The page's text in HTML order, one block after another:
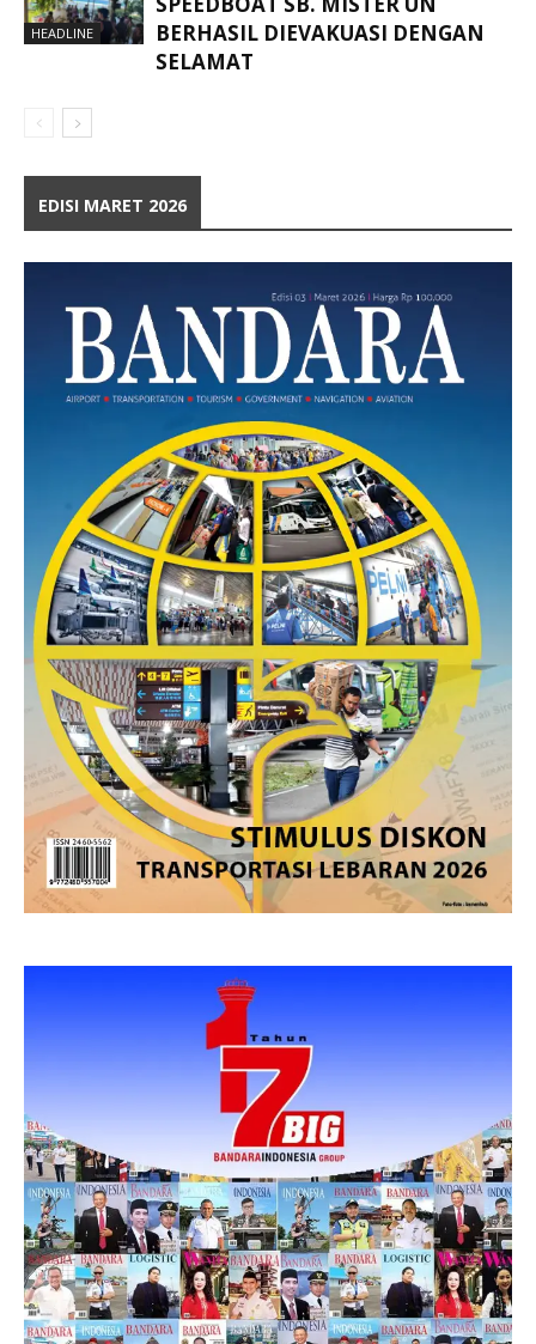
HEADLINE
BERHASIL DIEVAKUASI DENGAN
SELAMAT
EDISI MARET 2026